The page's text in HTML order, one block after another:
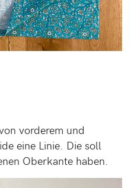
vorderem und
eine Linie. Die soll
Oberkante haben.